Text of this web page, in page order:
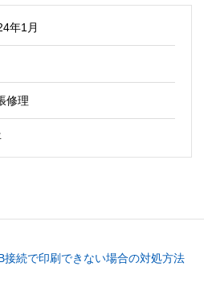
年1月
修理
接続で印刷できない場合の対処方法